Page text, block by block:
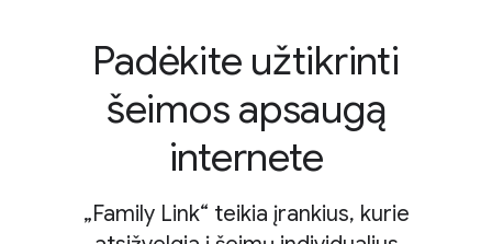
Padėkite užtikrinti
šeimos apsaugą
internete
„Family Link“ teikia įrankius, kurie